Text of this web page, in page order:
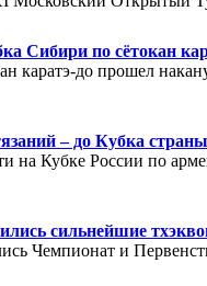
Сибири по сётокан
каратэ-до прошел
– до Кубка страны
на Кубке России по
сильнейшие
Чемпионат и